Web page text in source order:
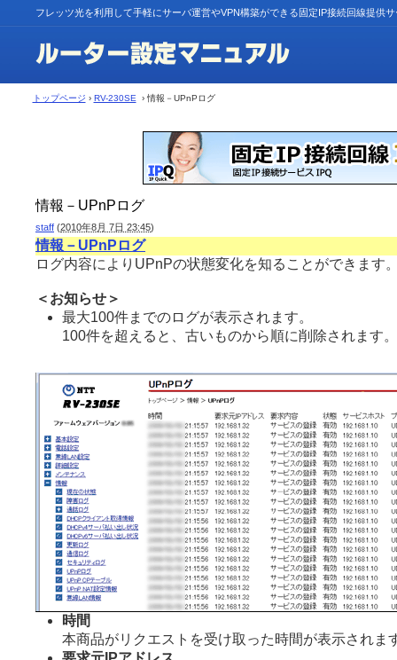
フレッツ光を利用して手軽にサーバ運営やVPN構築ができる固定IP接続回線提供
トップページ › RV-230SE › 情報－UPnPログ
情報－UPnPログ
staff (2010年8月 7日 23:45)
情報－UPnPログ
ログ内容によりUPnPの状態変化を知ることができます
＜お知らせ＞
最大100件までのログが表示されます。
100件を超えると、古いものから順に削除されます。
時間
本商品がリクエストを受け取った時間が表示されま